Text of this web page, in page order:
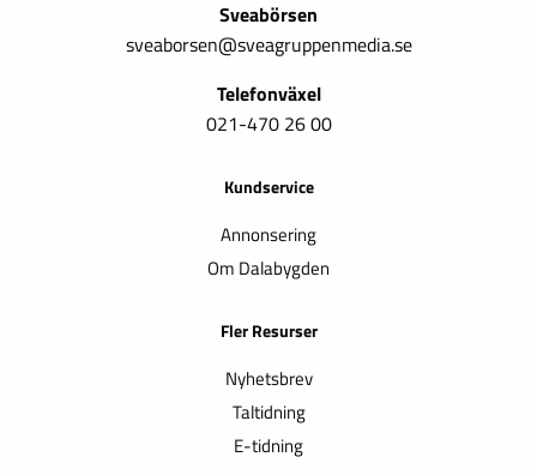
Sveabörsen
sveaborsen@sveagruppenmedia.se
Telefonväxel
021-470 26 00
Kundservice
Annonsering
Om Dalabygden
Fler Resurser
Nyhetsbrev
Taltidning
E-tidning